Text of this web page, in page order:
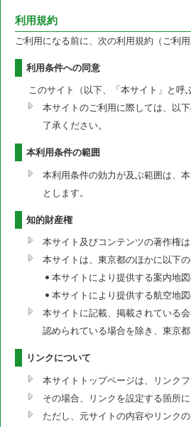
利用規約
ご利用になる前に、次の利用規約（ご利
利用条件への同意
このサイト（以下、「本サイト」と
本サイトのご利用に際しては、以
了承ください。
本利用条件の範囲
本利用条件の効力が及ぶ範囲は、
とします。
知的財産権
本サイト及びコンテンツの著作権
本サイトは、東京都のほかに以下
本サイトにより提供する案内地
本サイトにより提供する航空地
本サイトに記載、掲載されている
認められている場合を除き、東京
リンクについて
本サイトトップページは、リンクフ
その場合、リンクを設定する箇所
ただし、元サイトの内容やリンク